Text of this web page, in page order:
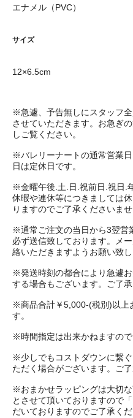
エナメル（PVC）
サイズ
12×6.5cm
※急遽、予告無しにスタッフ
させていただきます。お急ぎ
しご覧ください。
※バレリーナートの通常営業
日は定休日です。
※金曜午後.土.日.祝前日.祝日.
休暇や連休等につきましては
りますのでご了承くださいませ
※通常ご注文の当日から3翌営
必ず送信致しております。メ
絡いただきますようお願い致し
※発送時刻の都合により急遽
する場合もございます。ご了承
※商品合計￥5,000-(税別)以上
す。
※時間指定は出来かねますので
※少しでもコストダウンに繋
ただく場合がございます。ご了
※おまかせラッピングは大切
とさせて頂いておりますので
だいておりますのでご了承くだ